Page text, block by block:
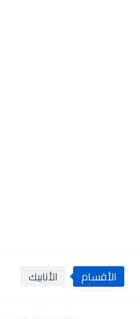
الأقسام الأنابيك